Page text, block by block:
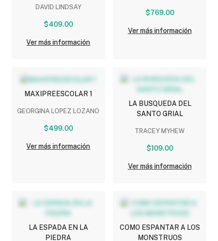
PALABRAS
DAVID LINDSAY
$409.00
Ver más información
$769.00
Ver más información
MAXIPREESCOLAR 1
GEORGINA LOPEZ LOZANO
$499.00
Ver más información
LA BUSQUEDA DEL
SANTO GRIAL
TRACEY MYHEW
$109.00
Ver más información
LA ESPADA EN LA
PIEDRA
COMO ESPANTAR A LOS
MONSTRUOS